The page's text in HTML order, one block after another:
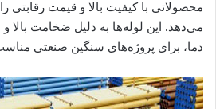
محصولاتی با کیفیت بالا و قیمت رقابتی
می‌دهد. این لوله‌ها به دلیل ضخامت بالا
دما، برای پروژه‌های سنگین صنعتی